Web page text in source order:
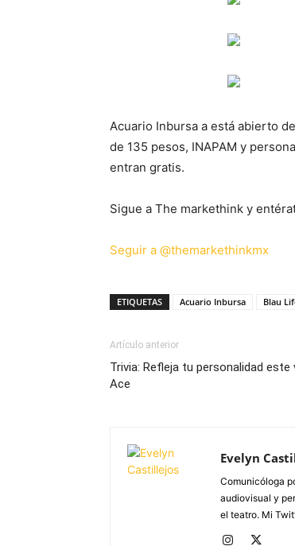
Acuario Inbursa a está abierto
de 135 pesos, INAPAM y
entran gratis.
Sigue a The markethink y
Seguir a @themarkethinkmx
ETIQUETAS Acuario Inbursa Blau
Artículo anterior
Trivia: Refleja tu personalidad este
Ace
Evelyn
Comunicóloga
audiovisual y
el teatro. Mi